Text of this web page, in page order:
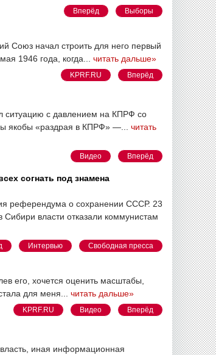
Вперёд Выборы
Союз начал строить для него первый
1946 года, когда... читать дальше»
KPRF.RU Вперёд
ситуацию с давлением на КПРФ со
якобы «раздрая в КПРФ» —... читать
Видео Вперёд
согнать под знамена
референдума о сохранении СССР. 23
власти отказали коммунистам
Интервью Свободная пресса
его, хочется оценить масштабы,
для меня... читать дальше»
KPRF.RU Видео Вперёд
иная информационная